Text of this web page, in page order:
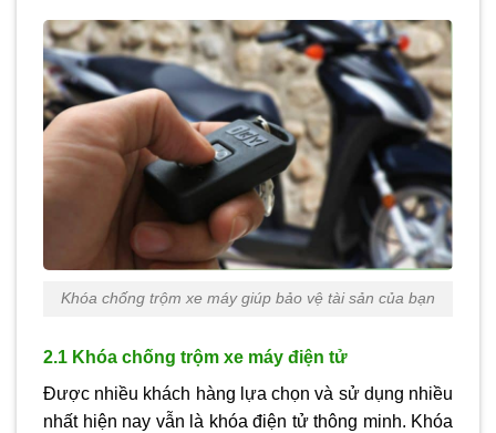
Khóa chống trộm xe máy giúp bảo vệ tài sản của bạn
2.1 Khóa chống trộm xe máy điện tử
Được nhiều khách hàng lựa chọn và sử dụng nhiều
nhất hiện nay vẫn là khóa điện tử thông minh. Khóa